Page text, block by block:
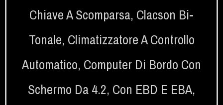
Chiave A Scomparsa, Clacson Bi-
Tonale, Climatizzatore A Controllo
Automatico, Computer Di Bordo Con
Schermo Da 4.2, Con EBD E EBA,